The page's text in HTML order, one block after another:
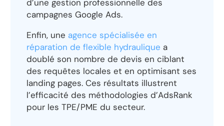
d’une gestion professionnelle des
campagnes Google Ads.
Enfin, une agence spécialisée en
réparation de flexible hydraulique a
doublé son nombre de devis en ciblant
des requêtes locales et en optimisant ses
landing pages. Ces résultats illustrent
l’efficacité des méthodologies d’AdsRank
pour les TPE/PME du secteur.